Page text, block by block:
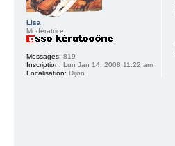
Lisa
Modératrice
Messages: 819
Inscription: Lun Jan 14, 2008 11:22 am
Localisation: Dijon